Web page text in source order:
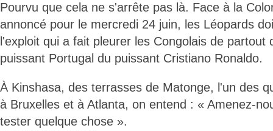
Pourvu que cela ne s'arrête pas là. Face à la
annoncé pour le mercredi 24 juin, les Léopards
l'exploit qui a fait pleurer les Congolais de partout
puissant Portugal du puissant Cristiano Ronaldo.
À Kinshasa, des terrasses de Matonge, l'un des
à Bruxelles et à Atlanta, on entend : « Amenez-
tester quelque chose ».